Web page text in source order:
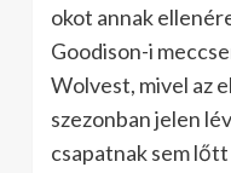
okot annak
Goodison-i
Wolvest, mivel az
szezonban jelen
csapatnak sem